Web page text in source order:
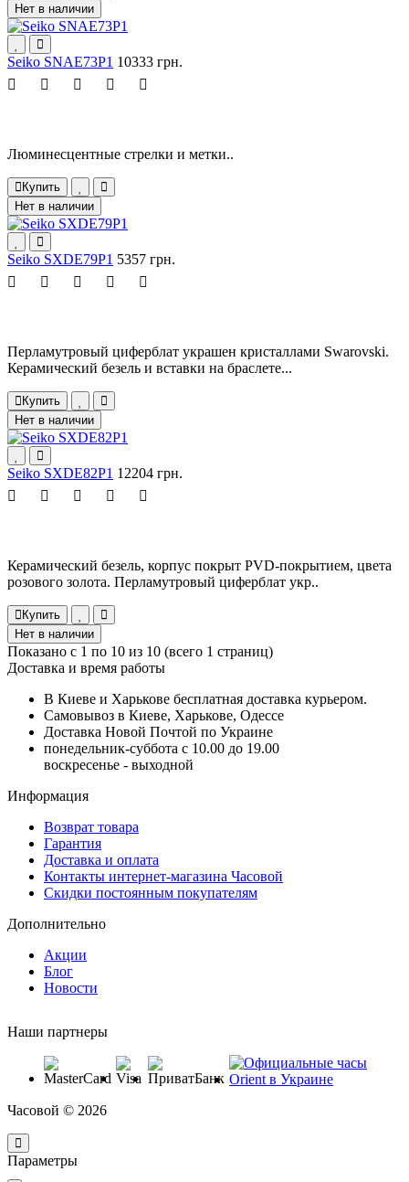
Нет в наличии
Seiko SNAE73P1 10333 грн.
Люминесцентные стрелки и метки..
Купить
Нет в наличии
Seiko SXDE79P1 5357 грн.
Перламутровый циферблат украшен кристаллами Swarovski.
Керамический безель и вставки на браслете...
Купить
Нет в наличии
Seiko SXDE82P1 12204 грн.
Керамический безель, корпус покрыт PVD-покрытием, цвета
розового золота. Перламутровый циферблат укр..
Купить
Нет в наличии
Показано с 1 по 10 из 10 (всего 1 страниц)
Доставка и время работы
В Киеве и Харькове бесплатная доставка курьером.
Самовывоз в Киеве, Харькове, Одессе
Доставка Новой Почтой по Украине
понедельник-суббота с 10.00 до 19.00
воскресенье - выходной
Информация
Возврат товара
Гарантия
Доставка и оплата
Контакты интернет-магазина Часовой
Скидки постоянным покупателям
Дополнительно
Акции
Блог
Новости
Наши партнеры
Часовой © 2026
Параметры